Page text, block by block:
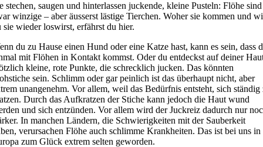
stechen, saugen und hinterlassen juckende, kleine Pusteln: Flöhe sind
winzige – aber äusserst lästige Tierchen. Woher sie kommen und
sie wieder loswirst, erfährst du hier.
du zu Hause einen Hund oder eine Katze hast, kann es sein, dass
mit Flöhen in Kontakt kommst. Oder du entdeckst auf deiner
kleine, rote Punkte, die schrecklich jucken. Das könnten
sein. Schlimm oder gar peinlich ist das überhaupt nicht, aber
unangenehm. Vor allem, weil das Bedürfnis entsteht, sich ständig
Durch das Aufkratzen der Stiche kann jedoch die Haut wund
und sich entzünden. Vor allem wird der Juckreiz dadurch nur
In manchen Ländern, die Schwierigkeiten mit der Sauberkeit
verursachen Flöhe auch schlimme Krankheiten. Das ist bei uns in
zum Glück extrem selten geworden.